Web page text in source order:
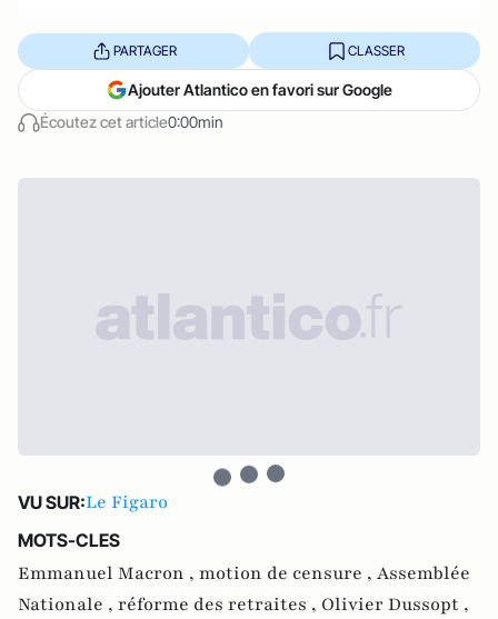
Écoutez cet article0:00min
PARTAGER CLASSER
Ajouter Atlantico en favori sur Google
VU SUR:Le Figaro
MOTS-CLES
Emmanuel Macron , motion de censure , Assemblée
Nationale , réforme des retraites , Olivier Dussopt ,